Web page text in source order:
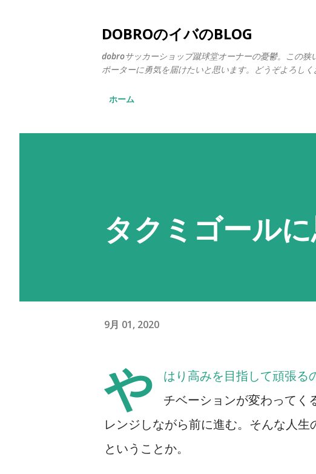
DOBROのイバのBLOG
dobroサッカーショップ蹴球堂オーナーの憂鬱。この
ポーターに勇気を届けたいと思います。どうぞよろし
ホーム
タクミゴールに
9月 01, 2020
や
はり高みを目指して頑張る
チベーションが変わってく
レンジしながら前に進む。そんな人
ということか。